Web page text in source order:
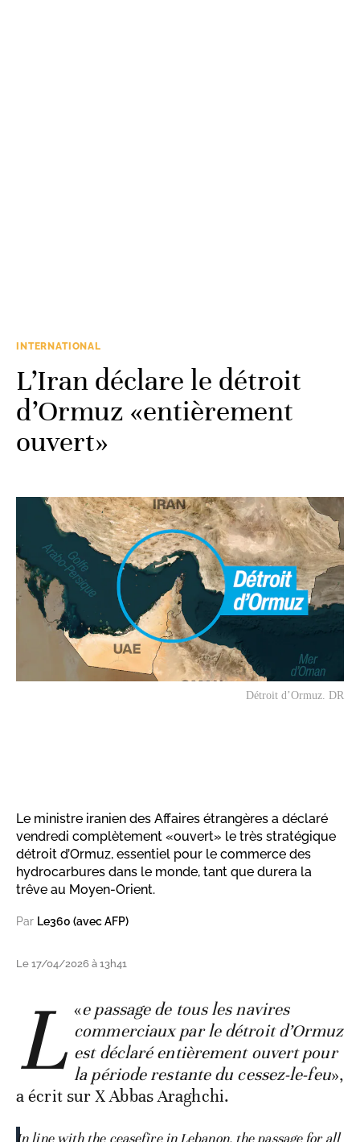
INTERNATIONAL
L’Iran déclare le détroit
d’Ormuz «entièrement
ouvert»
Détroit d’Ormuz. DR
Le ministre iranien des Affaires étrangères a déclaré
vendredi complètement «ouvert» le très stratégique
détroit d’Ormuz, essentiel pour le commerce des
hydrocarbures dans le monde, tant que durera la
trêve au Moyen-Orient.
Par Le360 (avec AFP)
Le 17/04/2026 à 13h41
«
L
e passage de tous les navires
commerciaux par le détroit d’Ormuz
est déclaré entièrement ouvert pour
la période restante du cessez-le-feu»,
a écrit sur X Abbas Araghchi.